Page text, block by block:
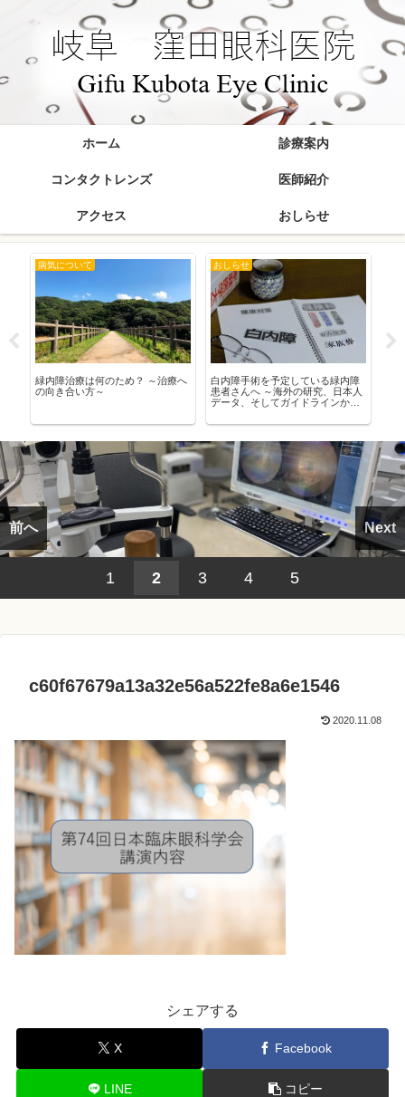
ホーム 診療案内
コンタクトレンズ 医師紹介
アクセス おしらせ
病気について
緑内障治療は何のため？ ～治療へ
の向き合い方～
おしらせ
白内障手術を予定している緑内障
患者さんへ ～海外の研究、日本人
データ、そしてガイドラインから
前へ Next
1 2 3 4 5
c60f67679a13a32e56a522fe8a6e1546
2020.11.08
シェアする
X Facebook
LINE コピー